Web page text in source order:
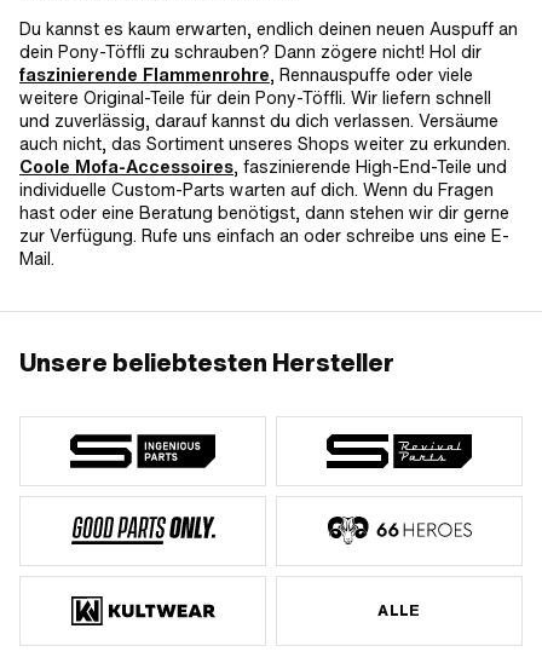
Du kannst es kaum erwarten, endlich deinen neuen Auspuff an
dein Pony-Töffli zu schrauben? Dann zögere nicht! Hol dir
faszinierende Flammenrohre, Rennauspuffe oder viele
weitere Original-Teile für dein Pony-Töffli. Wir liefern schnell
und zuverlässig, darauf kannst du dich verlassen. Versäume
auch nicht, das Sortiment unseres Shops weiter zu erkunden.
Coole Mofa-Accessoires, faszinierende High-End-Teile und
individuelle Custom-Parts warten auf dich. Wenn du Fragen
hast oder eine Beratung benötigst, dann stehen wir dir gerne
zur Verfügung. Rufe uns einfach an oder schreibe uns eine E-
Mail.
Unsere beliebtesten Hersteller
ALLE